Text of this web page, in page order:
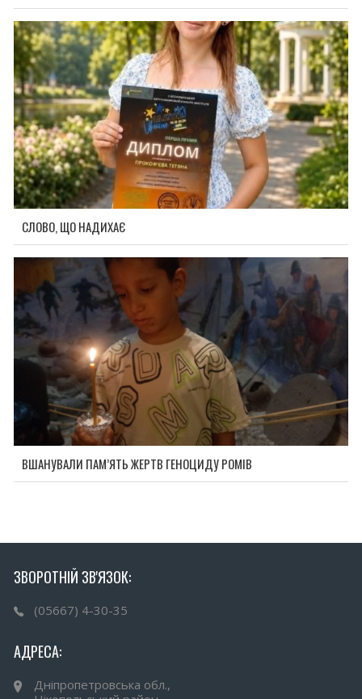
СЛОВО, ЩО НАДИХАЄ
ВШАНУВАЛИ ПАМ’ЯТЬ ЖЕРТВ ГЕНОЦИДУ РОМІВ
ЗВОРОТНІЙ ЗВ'ЯЗОК:
(05667) 4-30-35
АДРЕСА:
Дніпропетровська обл.,